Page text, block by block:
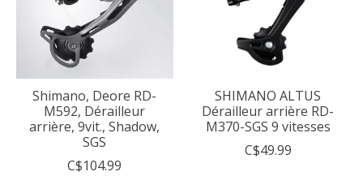
Shimano, Deore RD-
M592, Dérailleur
arrière, 9vit., Shadow,
SGS
C$104.99
SHIMANO ALTUS
Dérailleur arrière RD-
M370-SGS 9 vitesses
C$49.99